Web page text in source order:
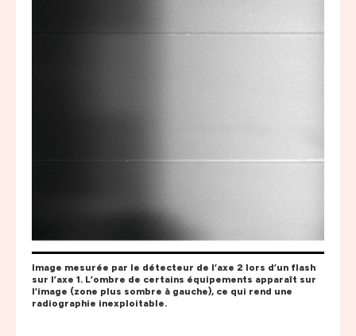
Image mesurée par le détecteur de l’axe 2 lors d’un flash
sur l’axe 1. L’ombre de certains équipements apparaît sur
l’image (zone plus sombre à gauche), ce qui rend une
radiographie inexploitable.